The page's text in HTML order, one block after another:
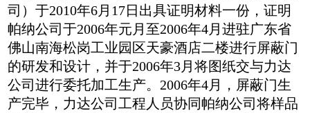
司）于2010年6月17日出具证明材料一份，证明
帕纳公司于2006年元月至2006年4月进驻广东省
佛山南海松岗工业园区天豪酒店二楼进行屏蔽门
的研发和设计，并于2006年3月将图纸交与力达
公司进行委托加工生产。2006年4月，屏蔽门生
产完毕，力达公司工程人员协同帕纳公司将样品